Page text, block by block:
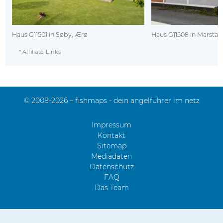
Haus G11501 in Søby, Ærø Haus G11508 in
* Affiliate-Links
© 2008-2026 – fishmaps - dein angelführer im netz
Impressum
Kontakt
Sitemap
Mediadaten
Datenschutz
FAQ
Das Team